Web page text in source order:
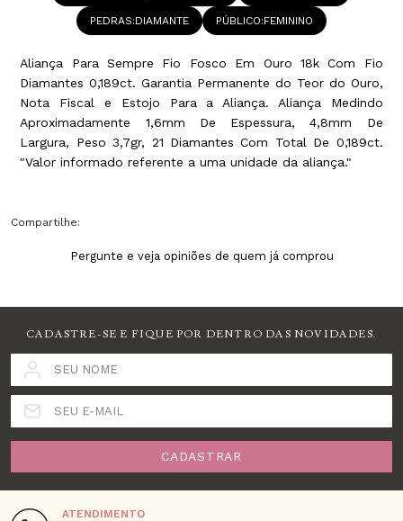
Aliança Para Sempre Fio Fosco Em Ouro 18k Com Fio
Diamantes 0,189ct. Garantia Permanente do Teor do Ouro,
Nota Fiscal e Estojo Para a Aliança. Aliança Medindo
Aproximadamente 1,6mm De Espessura, 4,8mm De
Largura, Peso 3,7gr, 21 Diamantes Com Total De 0,189ct.
"Valor informado referente a uma unidade da aliança."
PEDRAS DIAMANTE PÚBLICO FEMININO
Compartilhe:
Pergunte e veja opiniões de quem já comprou
CADASTRE-SE E FIQUE POR DENTRO DAS NOVIDADES.
SEU NOME
SEU E-MAIL
CADASTRAR
ATENDIMENTO